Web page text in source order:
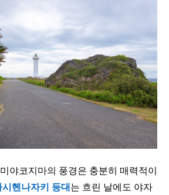
야코지마의 풍경은 충분히 매력적이
시헨나자키 등대 는 흐린 날에도 야자